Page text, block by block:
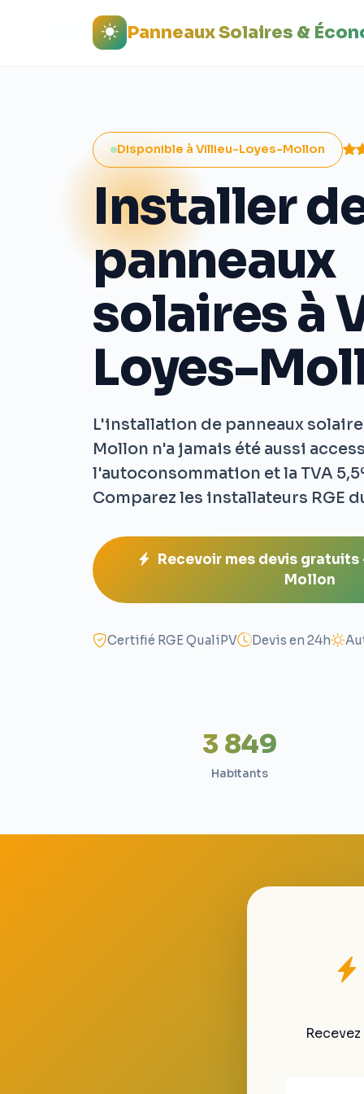
Panneaux Solaires &
Disponible à Villieu-Loyes-Mollon
Installer
panneaux
solaires à
Loyes-
L'installation de panneaux
Mollon n'a jamais été aussi
l'autoconsommation et la TVA
Comparez les installateurs RGE
Recevoir mes devis
Mollon
Certifié RGE QualiPV Devis en 24h
3 849
Habitants